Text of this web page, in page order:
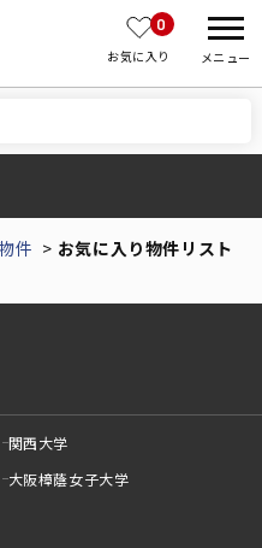
お気に入り
0
メニュー
件 お気に入り物件リスト
関西大学
大阪樟蔭女子大学